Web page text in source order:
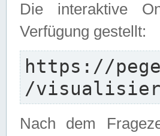
Die interaktive
Verfügung gestellt:
https://
/
Nach dem